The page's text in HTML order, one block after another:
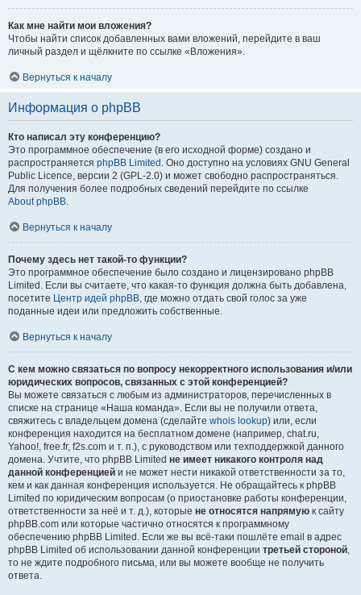
Как мне найти мои вложения?
Чтобы найти список добавленных вами вложений, перейдите в ваш
личный раздел и щёлкните по ссылке «Вложения».
Вернуться к началу
Информация о phpBB
Кто написал эту конференцию?
Это программное обеспечение (в его исходной форме) создано и
распространяется phpBB Limited . Оно доступно на условиях GNU General
Public Licence, версии 2 (GPL-2.0) и может свободно распространяться.
Для получения более подробных сведений перейдите по ссылке
About phpBB.
Вернуться к началу
Почему здесь нет такой-то функции?
Это программное обеспечение было создано и лицензировано phpBB
Limited. Если вы считаете, что какая-то функция должна быть добавлена,
посетите Центр идей phpBB, где можно отдать свой голос за уже
поданные идеи или предложить собственные.
Вернуться к началу
С кем можно связаться по вопросу некорректного использования и/или
юридических вопросов, связанных с этой конференцией?
Вы можете связаться с любым из администраторов, перечисленных в
списке на странице «Наша команда». Если вы не получили ответа,
свяжитесь с владельцем домена (сделайте whois lookup) или, если
конференция находится на бесплатном домене (например, chat.ru,
Yahoo!, free.fr, f2s.com и т. п.), с руководством или техподдержкой данного
домена. Учтите, что phpBB Limited не имеет никакого контроля над
данной конференцией и не может нести никакой ответственности за то,
кем и как данная конференция используется. Не обращайтесь к phpBB
Limited по юридическим вопросам (о приостановке работы конференции,
ответственности за неё и т. д.), которые не относятся напрямую к сайту
phpBB.com или которые частично относятся к программному
обеспечению phpBB Limited. Если же вы всё-таки пошлёте email в адрес
phpBB Limited об использовании данной конференции третьей стороной,
то не ждите подробного письма, или вы можете вообще не получить
ответа.